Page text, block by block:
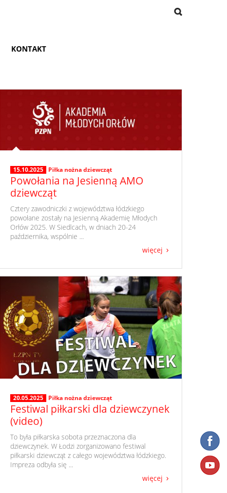
KONTAKT
15.10.2025 Piłka nożna dziewcząt
Powołania na Jesienną AMO
dziewcząt
​ Cztery zawodniczki z województwa łódzkiego
powołane zostały na Jesienną Akademię Młodych
Orłów 2025. W Siedlcach, w dniach 20-24
października, wspólnie ...
więcej
20.05.2025 Piłka nożna dziewcząt
Festiwal piłkarski dla dziewczynek
(video)
​ To była piłkarska sobota przeznaczona dla
dziewczynek. W Łodzi zorganizowano festiwal
piłkarski dziewcząt z całego województwa łódzkiego.
Impreza odbyła się ...
więcej